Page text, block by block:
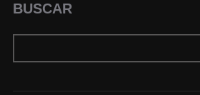
BUSCAR